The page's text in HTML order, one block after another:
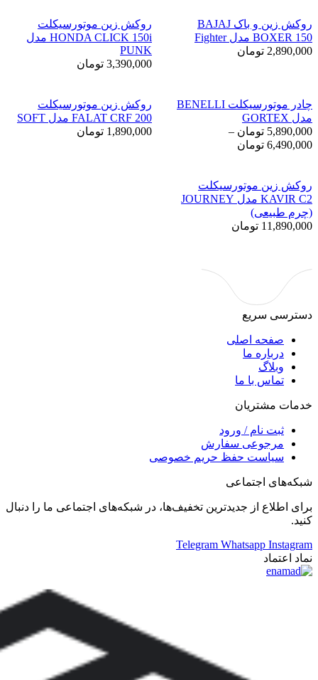
روکش زین و باک BAJAJ
BOXER 150 مدل Fighter
2,890,000 تومان
روکش زین موتورسیکلت
HONDA CLICK 150i مدل
PUNK
3,390,000 تومان
چادر موتورسیکلت BENELLI
مدل GORTEX
5,890,000 تومان –
6,490,000 تومان
تا
6,490,000 تومان
روکش زین موتورسیکلت
FALAT CRF 200 مدل SOFT
1,890,000 تومان
روکش زین موتورسیکلت
KAVIR C2 مدل JOURNEY
(چرم طبیعی)
11,890,000 تومان
دسترسی سریع
صفحه اصلی
درباره ما
وبلاگ
تماس با ما
خدمات مشتریان
ثبت نام / ورود
مرجوعی سفارش
سیاست حفظ حریم خصوصی
شبکه‌های اجتماعی
برای اطلاع از جدید‌ترین تخفیف‌ها، در شبکه‌های اجتماعی ما را دنبال
کنید.
Telegram Whatsapp Instagram
نماد اعتماد